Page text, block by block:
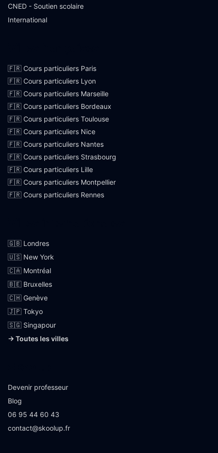
CNED - Soutien scolaire
International
🇫🇷 Cours particuliers Paris
🇫🇷 Cours particuliers Lyon
🇫🇷 Cours particuliers Marseille
🇫🇷 Cours particuliers Bordeaux
🇫🇷 Cours particuliers Toulouse
🇫🇷 Cours particuliers Nice
🇫🇷 Cours particuliers Nantes
🇫🇷 Cours particuliers Strasbourg
🇫🇷 Cours particuliers Lille
🇫🇷 Cours particuliers Montpellier
🇫🇷 Cours particuliers Rennes
🇬🇧 Londres
🇺🇸 New York
🇨🇦 Montréal
🇧🇪 Bruxelles
🇨🇭 Genève
🇯🇵 Tokyo
🇸🇬 Singapour
→ Toutes les villes
Devenir professeur
Blog
06 95 44 60 43
contact@skoolup.fr